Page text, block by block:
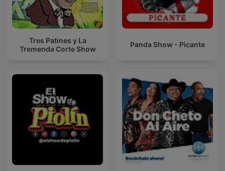
Tres Patines y La
Tremenda Corte Show
Panda Show - Picante